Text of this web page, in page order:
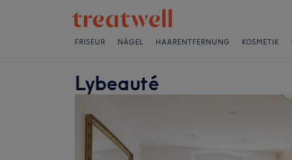
FRISEUR NÄGEL HAARENTFERNUNG KOSMETIK
Lybeauté